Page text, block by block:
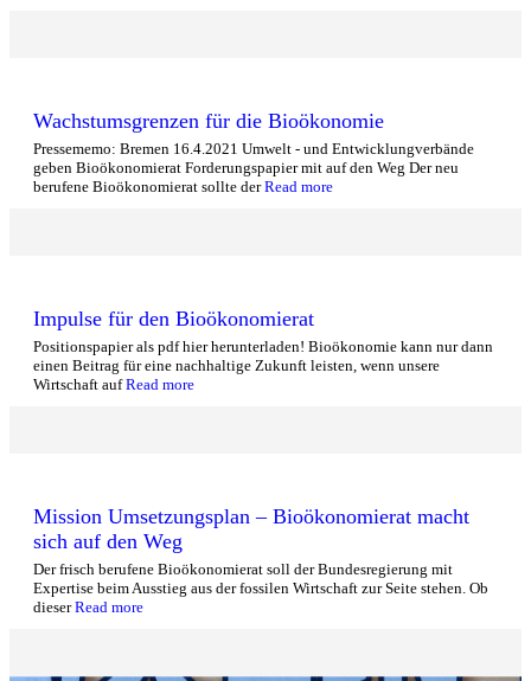
Wachstumsgrenzen für die Bioökonomie
Pressememo: Bremen 16.4.2021 Umwelt - und Entwicklungverbände
geben Bioökonomierat Forderungspapier mit auf den Weg Der neu
berufene Bioökonomierat sollte derRead more
Impulse für den Bioökonomierat
Positionspapier als pdf hier herunterladen! Bioökonomie kann nur dann
einen Beitrag für eine nachhaltige Zukunft leisten, wenn unsere
Wirtschaft aufRead more
Mission Umsetzungsplan – Bioökonomierat macht
sich auf den Weg
Der frisch berufene Bioökonomierat soll der Bundesregierung mit
Expertise beim Ausstieg aus der fossilen Wirtschaft zur Seite stehen. Ob
dieserRead more